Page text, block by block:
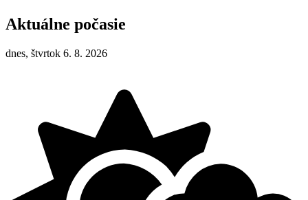
Aktuálne počasie
dnes, štvrtok 6. 8. 2026